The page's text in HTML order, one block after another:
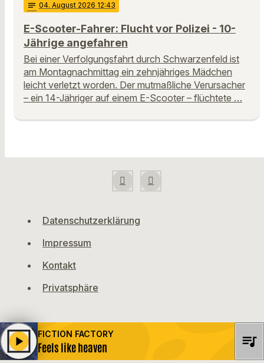
notes 04. August 2026 12:43
E-Scooter-Fahrer: Flucht vor Polizei - 10-
Jährige angefahren
Bei einer Verfolgungsfahrt durch Schwarzenfeld ist
am Montagnachmittag ein zehnjähriges Mädchen
leicht verletzt worden. Der mutmaßliche Verursacher
– ein 14-Jähriger auf einem E-Scooter – flüchtete …
Datenschutzerklärung
Impressum
Kontakt
Privatsphäre
FICTION FACTORY
Feels like heaven
play_arrow queue_music